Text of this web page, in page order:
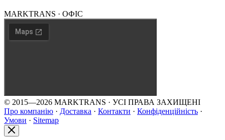
MARKTRANS · ОФІС
© 2015—2026 MARKTRANS · УСІ ПРАВА ЗАХИЩЕНІ
Про компанію · Доставка · Контакти · Конфіденційність ·
Умови · Sitemap